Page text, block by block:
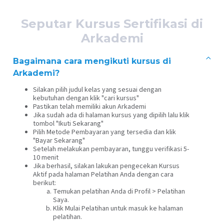
Seputar Kursus Sertifikasi di
Arkademi
Bagaimana cara mengikuti kursus di
Arkademi?
Silakan pilih judul kelas yang sesuai dengan
kebutuhan dengan klik "cari kursus"
Pastikan telah memiliki akun Arkademi
Jika sudah ada di halaman kursus yang dipilih lalu klik
tombol "Ikuti Sekarang"
Pilih Metode Pembayaran yang tersedia dan klik
"Bayar Sekarang"
Setelah melakukan pembayaran, tunggu verifikasi 5-
10 menit
Jika berhasil, silakan lakukan pengecekan Kursus
Aktif pada halaman Pelatihan Anda dengan cara
berikut:
Temukan pelatihan Anda di Profil > Pelatihan
Saya.
Klik Mulai Pelatihan untuk masuk ke halaman
pelatihan.